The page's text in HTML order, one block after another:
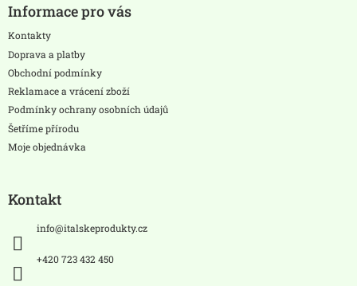
pInformace pro vás
Kontakty
Doprava a platby
Obchodní podmínky
Reklamace a vrácení zboží
Podmínky ochrany osobních údajů
Šetříme přírodu
Moje objednávka
Kontakt
info@italskeprodukty.cz
+420 723 432 450